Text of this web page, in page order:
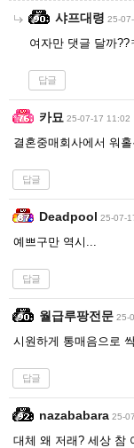
샤프대령 25-
여자만 댓글 달까??
답글
카묘 25-07-17 11:02
결혼중매회사에서 워
답글
Deadpool 25-07-
예쁘구만 역시...
답글
월급루팡전문 25-
시원하게 통매음으로
답글
nazababara 25-
대체 왜 저래? 세상 참